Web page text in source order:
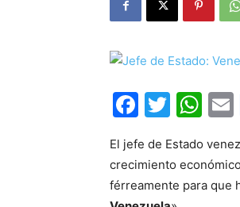
El jefe de Estado
crecimiento
férreamente para que